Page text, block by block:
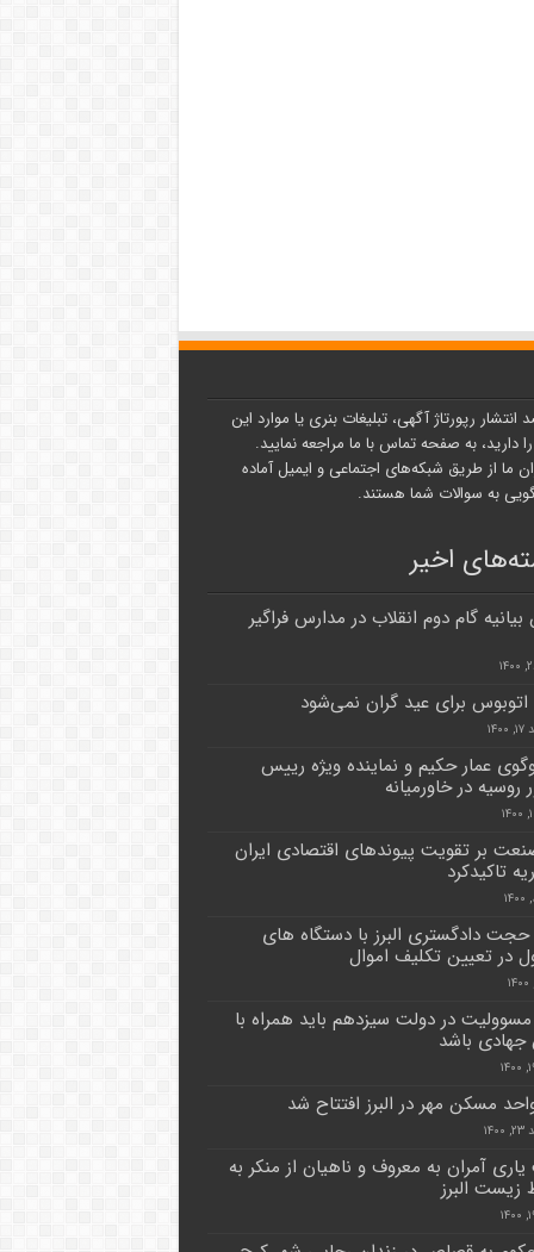
انتشار رپورتاژ آگهی، تبلیغات بنری یا موارد این
دارید، به صفحه تماس با ما مراجعه نمایید.
ما از طریق شبکه‌های اجتماعی و ایمیل آماده
به سوالات شما هستند.
اخیر
بیانیه گام دوم انقلاب در مدارس فراگیر
برای عید گران نمی‌شود
عمار حکیم و نماینده ویژه رییس
روسیه در خاورمیانه
بر تقویت پیوندهای اقتصادی ایران
تاکیدکرد
حجت دادگستری البرز با دستگاه های
در تعیین تکلیف اموال
در دولت سیزدهم باید همراه با
باشد
آمران به معروف و ناهیان از منکر به
البرز